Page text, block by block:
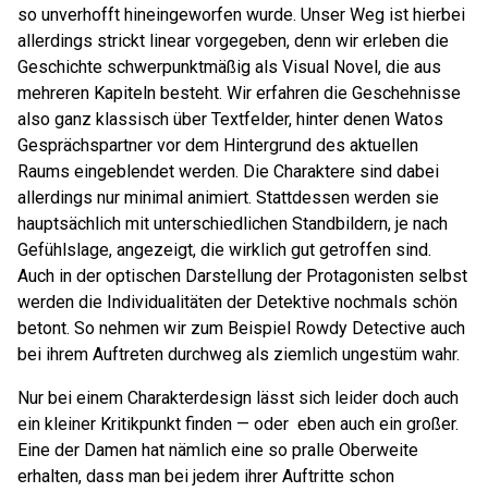
so unverhofft hineingeworfen wurde. Unser Weg ist hierbei
allerdings strickt linear vorgegeben, denn wir erleben die
Geschichte schwerpunktmäßig als Visual Novel, die aus
mehreren Kapiteln besteht. Wir erfahren die Geschehnisse
also ganz klassisch über Textfelder, hinter denen Watos
Gesprächspartner vor dem Hintergrund des aktuellen
Raums eingeblendet werden. Die Charaktere sind dabei
allerdings nur minimal animiert. Stattdessen werden sie
hauptsächlich mit unterschiedlichen Standbildern, je nach
Gefühlslage, angezeigt, die wirklich gut getroffen sind.
Auch in der optischen Darstellung der Protagonisten selbst
werden die Individualitäten der Detektive nochmals schön
betont. So nehmen wir zum Beispiel Rowdy Detective auch
bei ihrem Auftreten durchweg als ziemlich ungestüm wahr.
Nur bei einem Charakterdesign lässt sich leider doch auch
ein kleiner Kritikpunkt finden — oder eben auch ein großer.
Eine der Damen hat nämlich eine so pralle Oberweite
erhalten, dass man bei jedem ihrer Auftritte schon